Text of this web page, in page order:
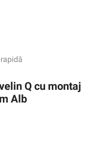
Q cu montaj
Alb